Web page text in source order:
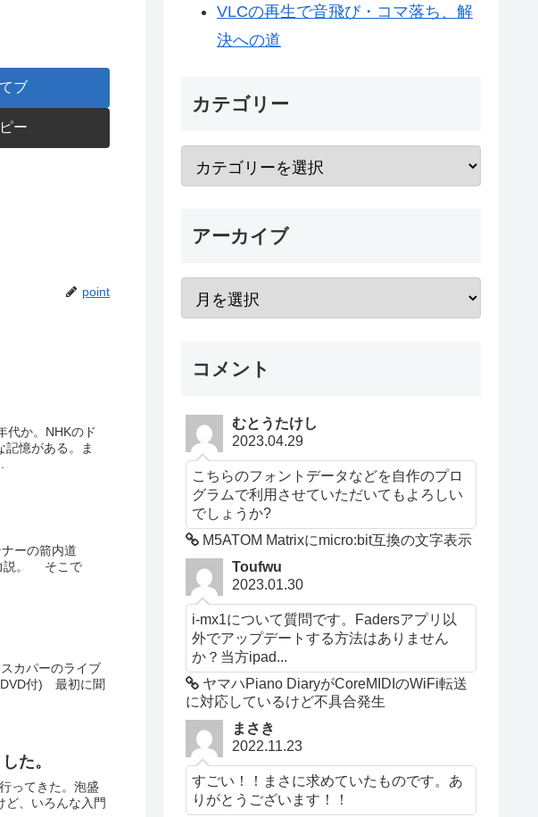
ブ
ー
point
代か。NHKのド
記憶がある。ま
ーの箭内道
説。 そこで
カパーのライブ
付) 最初に聞
た。
ってきた。泡盛
ど、いろんな入門
VLCの再生で音飛び・コマ落ち、解
決への道
カテゴリー
アーカイブ
コメント
むとうたけし
2023.04.29
こちらのフォントデータなどを自作のプロ
グラムで利用させていただいてもよろしい
でしょうか?
M5ATOM Matrixにmicro:bit互換の文字表示
Toufwu
2023.01.30
i-mx1について質問です。Fadersアプリ以
外でアップデートする方法はありません
か？当方ipad...
ヤマハPiano DiaryがCoreMIDIのWiFi転送
に対応しているけど不具合発生
まさき
2022.11.23
すごい！！まさに求めていたものです。あ
りがとうございます！！